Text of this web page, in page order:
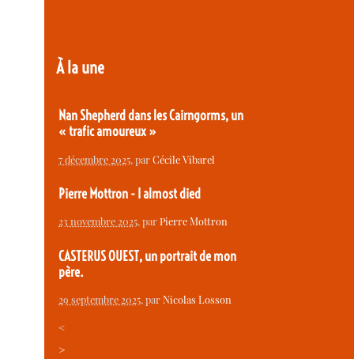
À la une
Nan Shepherd dans les Cairngorms, un
« trafic amoureux »
7 décembre 2025, parCécile Vibarel
Pierre Mottron - I almost died
23 novembre 2025, parPierre Mottron
CASTERUS OUEST, un portrait de mon
père.
29 septembre 2025, parNicolas Losson
<
>